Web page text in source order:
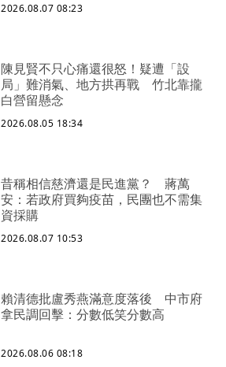
2026.08.07 08:23
陳見賢不只心痛還很怒！疑遭「設
局」難消氣、地方拱再戰 竹北靠攏
白營留懸念
2026.08.05 18:34
昔稱相信慈濟還是民進黨？ 蔣萬
安：若政府買夠疫苗，民團也不需集
資採購
2026.08.07 10:53
賴清德批盧秀燕滿意度落後 中市府
拿民調回擊：分數低笑分數高
2026.08.06 08:18